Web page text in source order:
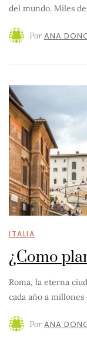
del mundo. Miles
Por ANA
ITALIA
¿Como
Roma, la eterna
cada año a millones
Por ANA